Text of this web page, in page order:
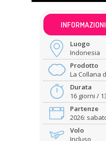
Luogo
Indonesia
Prodotto
La Collana
Durata
16 giorni /
Partenze
2026:
Volo
Incluso